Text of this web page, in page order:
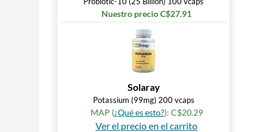
Nuestro precio C$27.91
Solaray
Potassium (99mg) 200 vcaps
MAP (¿Qué es esto?): C$20.29
Ver el precio en el carrito